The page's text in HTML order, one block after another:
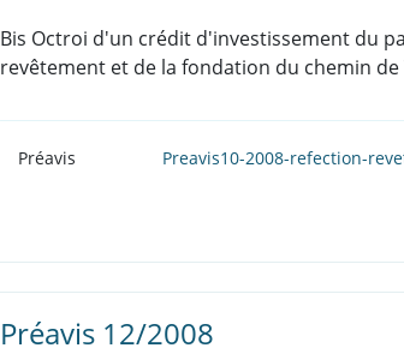
Bis Octroi d'un crédit d'investissement du
revêtement et de la fondation du chemin
Préavis Preavis10-2008-refection-
Préavis 12/2008